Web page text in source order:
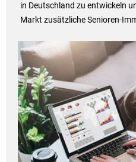
in Deutschland zu entwickeln
Markt zusätzliche Senioren-